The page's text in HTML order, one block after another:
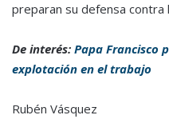
preparan su defensa contra
De interés: Papa Francisco
explotación en el trabajo
Rubén Vásquez